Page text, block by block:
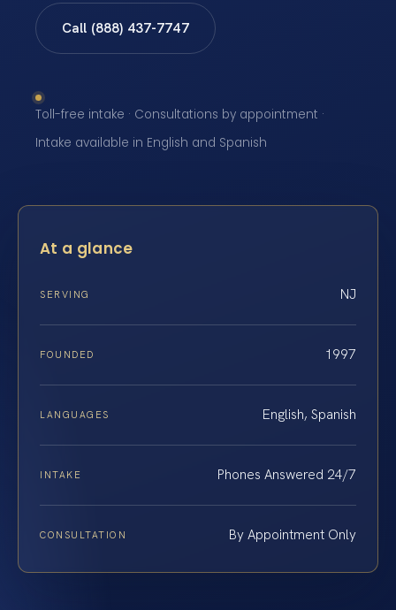
Call (888) 437-7747
Toll-free intake · Consultations by appointment ·
Intake available in English and Spanish
At a glance
SERVING NJ
FOUNDED 1997
LANGUAGES English, Spanish
INTAKE Phones Answered 24/7
CONSULTATION By Appointment Only